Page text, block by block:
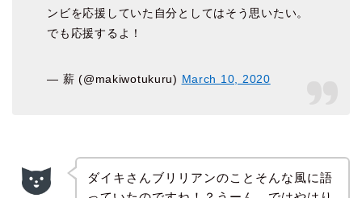
ンビを応援していた自分としてはそう思いたい。
でも応援するよ！
— 薪 (@makiwotukuru) March 10, 2020
ダイキさんブリリアンのことそんな風に語